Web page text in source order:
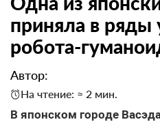
приняла в ряды
робота-
Автор:
На чтение: ≈ 2 мин.
В японском городе